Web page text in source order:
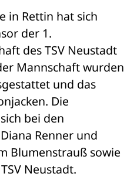
in Rettin hat sich
der 1.
des TSV Neustadt
Mannschaft wurden
und das
Die
bei den
Renner und
Blumenstrauß sowie
Neustadt.